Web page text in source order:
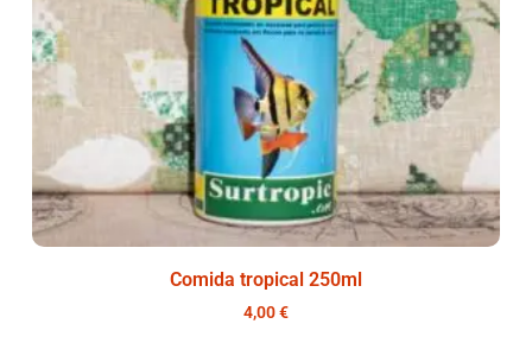
Comida tropical 250ml
4,00€